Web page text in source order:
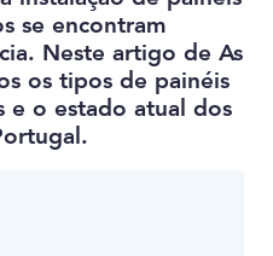
se encontram
Neste artigo de As
os tipos de painéis
e o estado atual dos